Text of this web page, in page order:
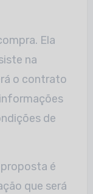
Ela
na
o contrato
de
é
que será